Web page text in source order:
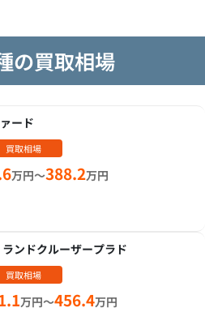
の買取相場
ード
買取相場
万円～388.2万円
ランドクルーザープラド
買取相場
万円～456.4万円